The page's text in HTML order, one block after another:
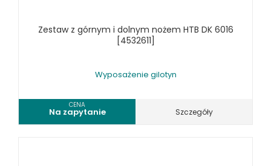
WIERTARKI KOLUMNOWE, SŁUPOWE, STOŁOWE
WYKRAWARKI DO BLACHY, PNEUMATYCZNE
ZAGINARKI DO BLACHY, MECHANICZNE
ŻŁOBIARKI DO BLACHY
Zestaw z górnym i dolnym nożem HTB DK 6016
[4532611]
Wyposażenie gilotyn
CENA
Na zapytanie Szczegóły